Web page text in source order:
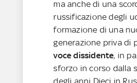
ma anche di una
russificazione degli
formazione di una
generazione priva di
voce dissidente, in
sforzo in corso dalla
degli anni Dieci in